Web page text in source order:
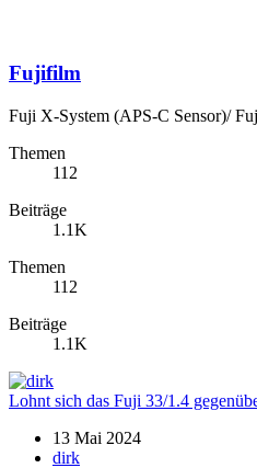
Fujifilm
Fuji X-System (APS-C Sensor)/
Themen
112
Beiträge
1.1K
Themen
112
Beiträge
1.1K
Lohnt sich das Fuji 33/1.4
13 Mai 2024
dirk